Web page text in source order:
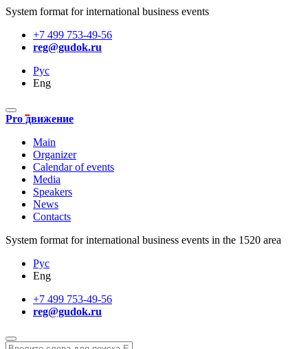
System format for international business events
+7 499 753-49-56
reg@gudok.ru
Рус
Eng
Pro движение
Main
Organizer
Calendar of events
Media
Speakers
News
Contacts
System format for international business events in the 1520 area
Рус
Eng
+7 499 753-49-56
reg@gudok.ru